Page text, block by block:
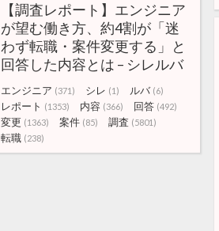
【調査レポート】エンジニア
が望む働き方、約4割が「迷
わず転職・案件変更する」と
回答した内容とは – シレルバ
エンジニア (371) シレ (1) ルバ (6)
レポート (1353) 内容 (366) 回答 (492)
変更 (1363) 案件 (85) 調査 (5801)
転職 (238)